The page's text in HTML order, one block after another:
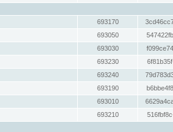
693170
693050
693030
693230
693240
693190
693010
693210